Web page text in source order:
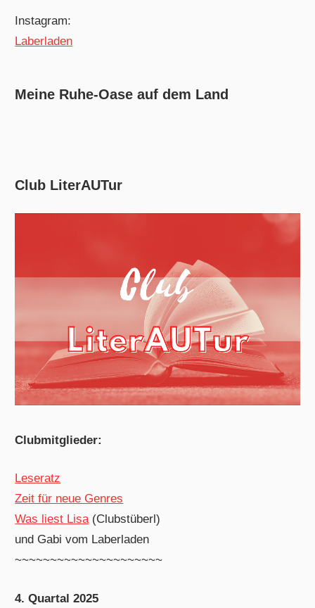
Instagram:
Laberladen
Meine Ruhe-Oase auf dem Land
Club LiterAUTur
Clubmitglieder:
Leseratz
Zeit für neue Genres
Was liest Lisa(Clubstüberl)
und Gabi vom Laberladen
~~~~~~~~~~~~~~~~~~~~~
4. Quartal 2025